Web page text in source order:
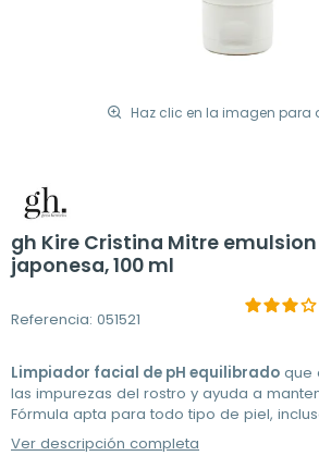
Haz clic en la imagen para
gh Kire Cristina Mitre
japonesa, 100 ml
Referencia: 051521
Limpiador facial de pH equilibrado que
las impurezas del rostro y ayuda a
Fórmula apta para todo tipo de piel,
Ver descripción completa